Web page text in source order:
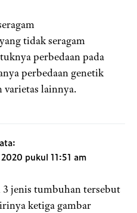
tidak seragam
perbedaan pada
perbedaan genetik
varietas lainnya.
pukul 11:51 am
3 jenis tumbuhan tersebut
ketiga gambar